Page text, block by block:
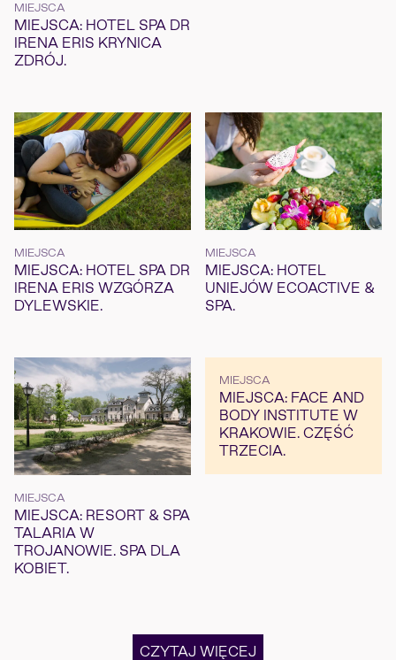
MIEJSCA
MIEJSCA: HOTEL SPA DR
IRENA ERIS KRYNICA
ZDRÓJ.
MIEJSCA
MIEJSCA: HOTEL SPA DR
IRENA ERIS WZGÓRZA
DYLEWSKIE.
MIEJSCA
MIEJSCA: HOTEL
UNIEJÓW ECOACTIVE &
SPA.
MIEJSCA
MIEJSCA: RESORT & SPA
TALARIA W
TROJANOWIE. SPA DLA
KOBIET.
MIEJSCA
MIEJSCA: FACE AND
BODY INSTITUTE W
KRAKOWIE. CZĘŚĆ
TRZECIA.
CZYTAJ WIĘCEJ